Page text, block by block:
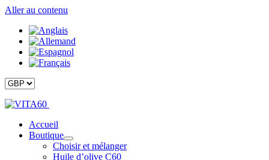
Aller au contenu
Accueil
Boutique
Choisir et mélanger
Huile d’olive C60